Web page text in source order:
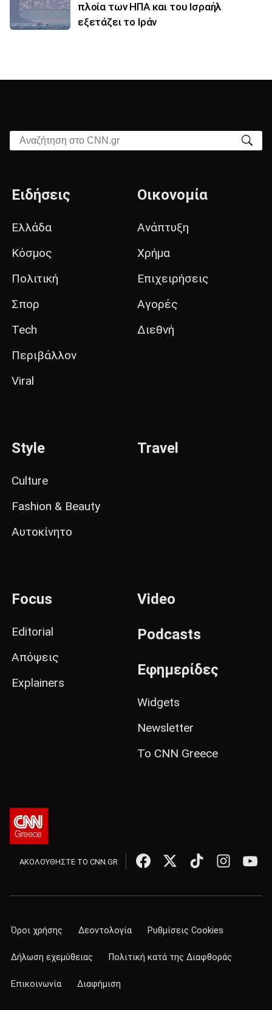
πλοία των ΗΠΑ και του Ισραήλ
εξετάζει το Ιράν
Αναζήτηση στο CNN.gr
Ειδήσεις
Ελλάδα
Κόσμος
Πολιτική
Σπορ
Tech
Περιβάλλον
Viral
Οικονομία
Ανάπτυξη
Χρήμα
Επιχειρήσεις
Αγορές
Διεθνή
Style
Culture
Fashion & Beauty
Αυτοκίνητο
Travel
Focus
Editorial
Απόψεις
Explainers
Video
Podcasts
Εφημερίδες
Widgets
Newsletter
Το CNN Greece
ΑΚΟΛΟΥΘΗΣΤΕ ΤΟ CNN.GR
Όροι χρήσης Δεοντολογία Ρυθμίσεις Cookies
Δήλωση εχεμύθειας Πολιτική κατά της Διαφθοράς
Επικοινωνία Διαφήμιση